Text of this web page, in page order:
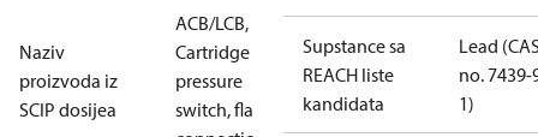
Naziv
proizvoda iz
SCIP dosijea
ACB/LCB,
Cartridge
pressure
switch, flare
Supstance sa
REACH liste
kandidata
Lead
no. 7439-
1)